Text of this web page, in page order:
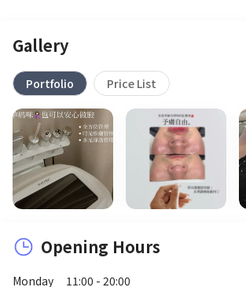
Gallery
Portfolio Price List
Opening Hours
Monday 11:00 - 20:00